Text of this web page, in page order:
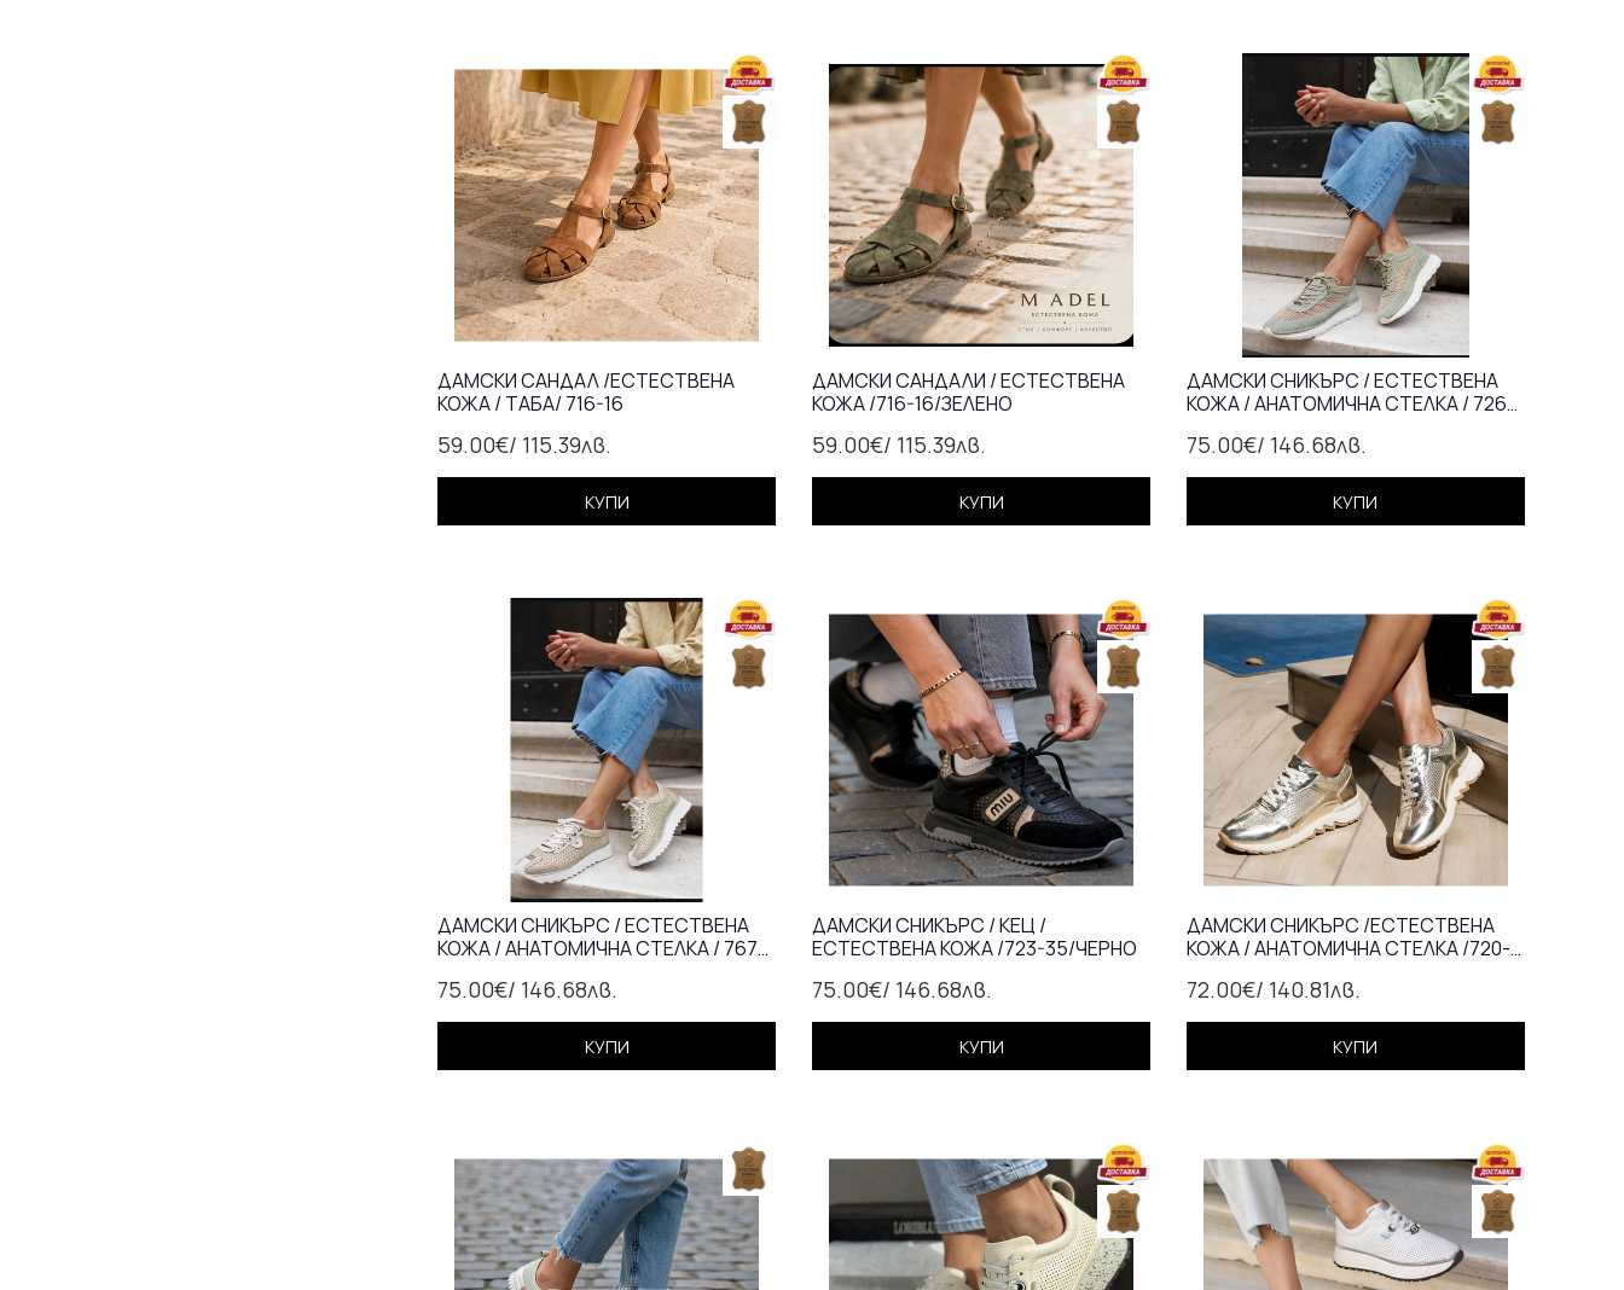
59.00€/ 115.39лв.
ДАМСКИ САНДАЛ /ЕСТЕСТВЕНА
КОЖА / ТАБА/ 716-16
КУПИ
59.00€/ 115.39лв.
ДАМСКИ САНДАЛИ / ЕСТЕСТВЕНА
КОЖА /716-16/ЗЕЛЕНО
КУПИ
75.00€/ 146.68лв.
ДАМСКИ СНИКЪРС / ЕСТЕСТВЕНА
КОЖА / АНАТОМИЧНА СТЕЛКА / 726/
КУПИ
75.00€/ 146.68лв.
ДАМСКИ СНИКЪРС / ЕСТЕСТВЕНА
КОЖА / АНАТОМИЧНА СТЕЛКА / 767/
КУПИ
75.00€/ 146.68лв.
ДАМСКИ СНИКЪРС / КЕЦ /
ЕСТЕСТВЕНА КОЖА /723-35/ЧЕРНО
КУПИ
72.00€/ 140.81лв.
ДАМСКИ СНИКЪРС /ЕСТЕСТВЕНА
КОЖА / АНАТОМИЧНА СТЕЛКА /720-
КУПИ